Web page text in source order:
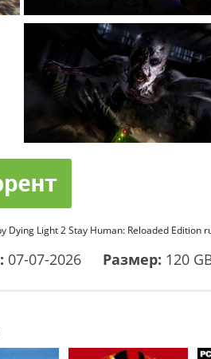
Light 2 Stay Human: Reloaded Edition
07-07-2026 Размер: 120